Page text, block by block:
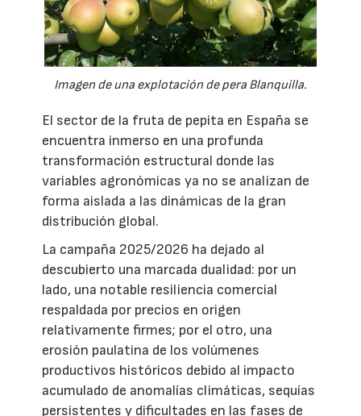
Imagen de una explotación de pera Blanquilla.
El sector de la fruta de pepita en España se
encuentra inmerso en una profunda
transformación estructural donde las
variables agronómicas ya no se analizan de
forma aislada a las dinámicas de la gran
distribución global.
La campaña 2025/2026 ha dejado al
descubierto una marcada dualidad: por un
lado, una notable resiliencia comercial
respaldada por precios en origen
relativamente firmes; por el otro, una
erosión paulatina de los volúmenes
productivos históricos debido al impacto
acumulado de anomalías climáticas, sequías
persistentes y dificultades en las fases de